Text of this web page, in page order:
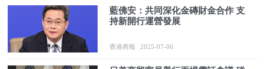
藍佛安：共同深化金磚財金合作 支
持新開行運營發展
香港商報 2025-07-06